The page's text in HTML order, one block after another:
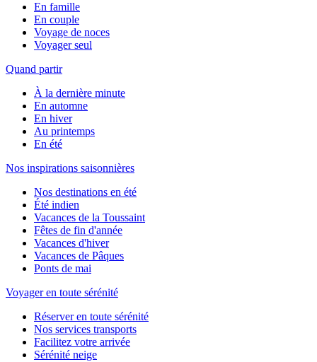
En famille
En couple
Voyage de noces
Voyager seul
Quand partir
À la dernière minute
En automne
En hiver
Au printemps
En été
Nos inspirations saisonnières
Nos destinations en été
Été indien
Vacances de la Toussaint
Fêtes de fin d'année
Vacances d'hiver
Vacances de Pâques
Ponts de mai
Voyager en toute sérénité
Réserver en toute sérénité
Nos services transports
Facilitez votre arrivée
Sérénité neige